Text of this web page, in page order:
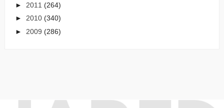
► 2011 (264)
► 2010 (340)
► 2009 (286)